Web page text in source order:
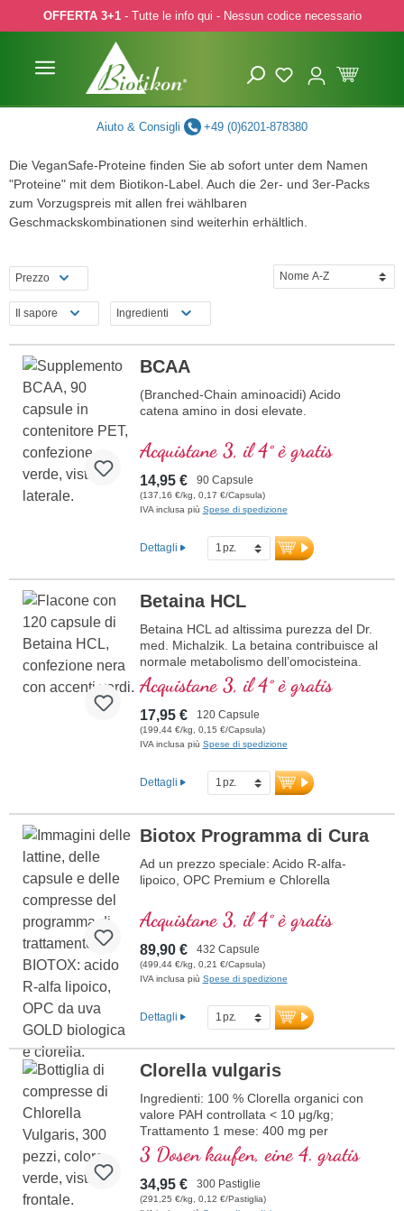
to main content
Skip to search
Skip to main navigation
OFFERTA 3+1- Tutte le info qui - Nessun codice necessario
Aiuto & Consigli +49 (0)6201-878380
Die VeganSafe-Proteine finden Sie ab sofort unter dem Namen
"Proteine" mit dem Biotikon-Label. Auch die 2er- und 3er-Packs
zum Vorzugspreis mit allen frei wählbaren
Geschmackskombinationen sind weiterhin erhältlich.
Prezzo
Il sapore Ingredienti
BCAA
(Branched-Chain aminoacidi) Acido
catena amino in dosi elevate.
Acquistane 3, il 4° è gratis
14,95 € 90 Capsule
(137,16 €/kg, 0,17 €/Capsula)
IVA inclusa più Spese di spedizione
Dettagli
Betaina HCL
Betaina HCL ad altissima purezza del Dr.
med. Michalzik. La betaina contribuisce al
normale metabolismo dell’omocisteina.
Vegano, ipoallergenico e privo di additivi.
Sviluppato da medici in Germania, testato
in laboratorio e confezionato in modo
sostenibile – con oltre 20 anni di
esperienza nella produzione di
maggiori informazioni sulle capsule
di betaina HCL
Acquistane 3, il 4° è gratis
17,95 € 120 Capsule
(199,44 €/kg, 0,15 €/Capsula)
IVA inclusa più Spese di spedizione
Dettagli
Biotox Programma di Cura
Ad un prezzo speciale: Acido R-alfa-
lipoico, OPC Premium e Chlorella
Acquistane 3, il 4° è gratis
89,90 € 432 Capsule
(499,44 €/kg, 0,21 €/Capsula)
IVA inclusa più Spese di spedizione
Dettagli
Clorella vulgaris
Ingredienti: 100 % Clorella organici con
valore PAH controllata < 10 μg/kg;
Trattamento 1 mese: 400 mg per
pastiglia, 120 g contenuto totale in vetro
violetto.
3 Dosen kaufen, eine 4. gratis
34,95 € 300 Pastiglie
(291,25 €/kg, 0,12 €/Pastiglia)